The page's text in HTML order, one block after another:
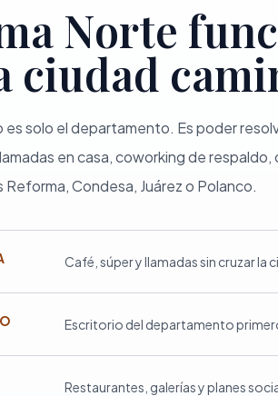
Norte
ciudad
es solo el departamento. Es poder
en casa, coworking de
Condesa, Juárez o Polanco.
Café, súper y llamadas sin cruzar la
Escritorio del departamento
Restaurantes, galerías y planes